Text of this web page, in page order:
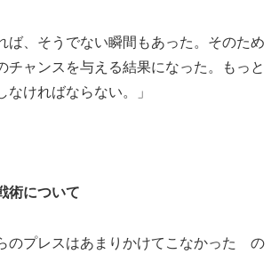
ば、そうでない瞬間もあった。そのため
チャンスを与える結果になった。もっと
なければならない。」
術について
のプレスはあまりかけてこなかった の